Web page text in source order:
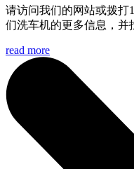
请访问我们的网站或拨打
们洗车机的更多信息，并
read more